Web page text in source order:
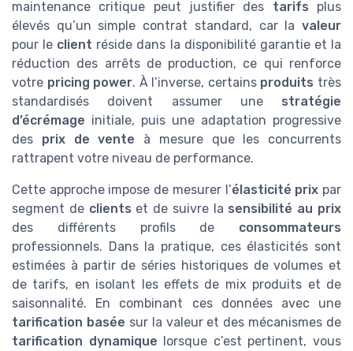
maintenance critique peut justifier des tarifs plus
élevés qu’un simple contrat standard, car la valeur
pour le client réside dans la disponibilité garantie et la
réduction des arrêts de production, ce qui renforce
votre pricing power. À l’inverse, certains produits très
standardisés doivent assumer une stratégie
d’écrémage initiale, puis une adaptation progressive
des prix de vente à mesure que les concurrents
rattrapent votre niveau de performance.
Cette approche impose de mesurer l’élasticité prix par
segment de clients et de suivre la sensibilité au prix
des différents profils de consommateurs
professionnels. Dans la pratique, ces élasticités sont
estimées à partir de séries historiques de volumes et
de tarifs, en isolant les effets de mix produits et de
saisonnalité. En combinant ces données avec une
tarification basée sur la valeur et des mécanismes de
tarification dynamique lorsque c’est pertinent, vous